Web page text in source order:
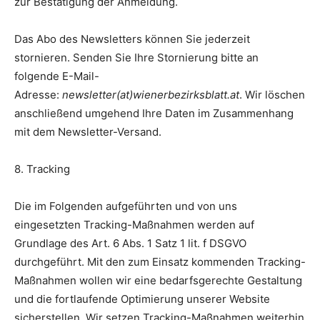
Das Abo des Newsletters können Sie jederzeit
stornieren. Senden Sie Ihre Stornierung bitte an
folgende E-Mail-
Adresse: newsletter(at)wienerbezirksblatt.at. Wir löschen
anschließend umgehend Ihre Daten im Zusammenhang
mit dem Newsletter-Versand.
8. Tracking
Die im Folgenden aufgeführten und von uns
eingesetzten Tracking-Maßnahmen werden auf
Grundlage des Art. 6 Abs. 1 Satz 1 lit. f DSGVO
durchgeführt. Mit den zum Einsatz kommenden Tracking-
Maßnahmen wollen wir eine bedarfsgerechte Gestaltung
und die fortlaufende Optimierung unserer Website